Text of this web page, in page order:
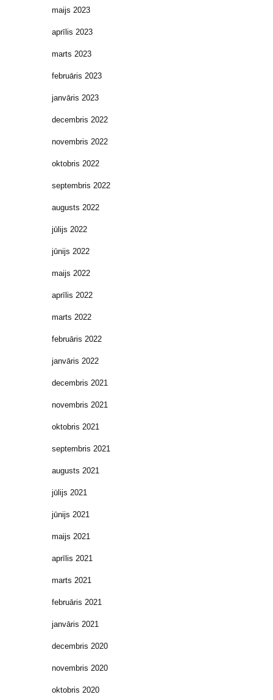
maijs 2023
aprīlis 2023
marts 2023
februāris 2023
janvāris 2023
decembris 2022
novembris 2022
oktobris 2022
septembris 2022
augusts 2022
jūlijs 2022
jūnijs 2022
maijs 2022
aprīlis 2022
marts 2022
februāris 2022
janvāris 2022
decembris 2021
novembris 2021
oktobris 2021
septembris 2021
augusts 2021
jūlijs 2021
jūnijs 2021
maijs 2021
aprīlis 2021
marts 2021
februāris 2021
janvāris 2021
decembris 2020
novembris 2020
oktobris 2020